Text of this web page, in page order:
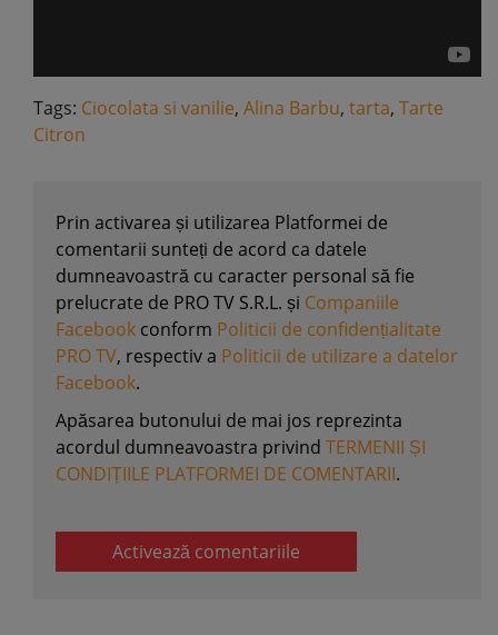
Tags: Ciocolata si vanilie, Alina Barbu, tarta, Tarte
Citron
Prin activarea și utilizarea Platformei de
comentarii sunteți de acord ca datele
dumneavoastră cu caracter personal să fie
prelucrate de PRO TV S.R.L. și Companiile
Facebook conform Politicii de confidențialitate
PRO TV, respectiv a Politicii de utilizare a datelor
Facebook.
Apăsarea butonului de mai jos reprezinta
acordul dumneavoastra privind TERMENII ȘI
CONDIȚIILE PLATFORMEI DE COMENTARII.
Activează comentariile